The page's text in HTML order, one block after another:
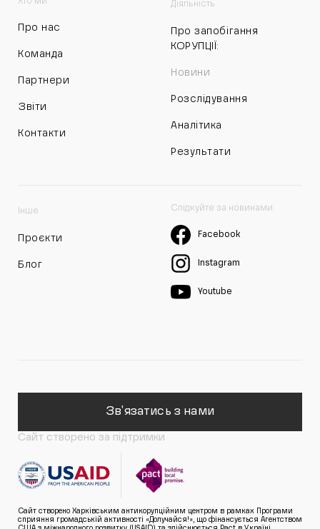
Про нас
Команда
Партнери
Звіти
Контакти
Діяльність
Про запобігання
КОРУПЦІЇ:
Новини
Розслідування
Аналітика
Результати
Інше
Проєкти
Блог
Слідкуйте за новинами
Facebook
Instagram
Youtube
Зв'язатись з нами
Сайт створено за підтримки
Сайт створено Харківським антикорупційним центром в рамках Програми
сприяння громадській активності «Долучайся!», що фінансується Агентством